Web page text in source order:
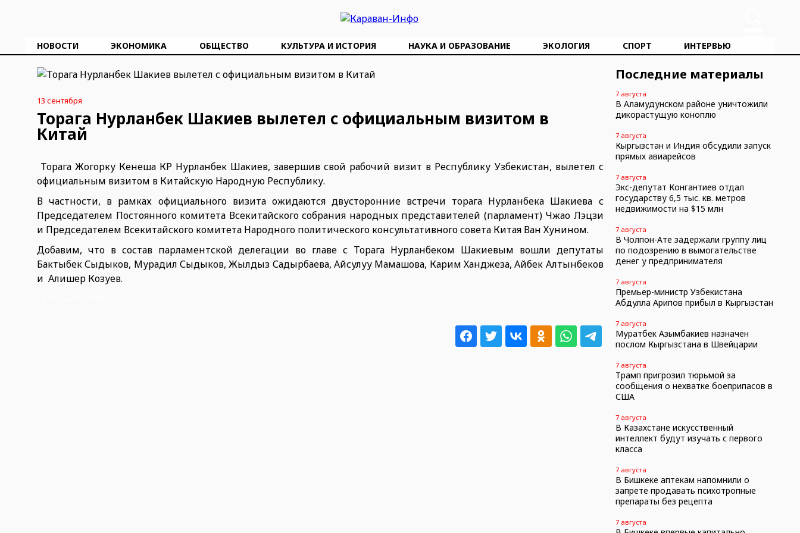
НОВОСТИ ЭКОНОМИКА ОБЩЕСТВО КУЛЬТУРА И ИСТОРИЯ НАУКА И ОБРАЗОВАНИЕ ЭКОЛОГИЯ СПОРТ ИНТЕРВЬЮ
13 сентября
Торага Нурланбек Шакиев вылетел с официальным визитом в
Китай
Торага Жогорку Кенеша КР Нурланбек Шакиев, завершив свой рабочий визит в Республику Узбекистан, вылетел с
официальным визитом в Китайскую Народную Республику.
В частности, в рамках официального визита ожидаются двусторонние встречи торага Нурланбека Шакиева с
Председателем Постоянного комитета Всекитайского собрания народных представителей (парламент) Чжао Лэцзи
и Председателем Всекитайского комитета Народного политического консультативного совета Китая Ван Хунином.
Добавим, что в состав парламентской делегации во главе с Торага Нурланбеком Шакиевым вошли депутаты
Бактыбек Сыдыков, Мурадил Сыдыков, Жылдыз Садырбаева, Айсулуу Мамашова, Карим Ханджеза, Айбек Алтынбеков
и Алишер Козуев.
Последние материалы
7 августа
В Аламудунском районе уничтожили
дикорастущую коноплю
7 августа
Кыргызстан и Индия обсудили запуск
прямых авиарейсов
7 августа
Экс-депутат Конгантиев отдал
государству 6,5 тыс. кв. метров
недвижимости на $15 млн
7 августа
В Чолпон-Ате задержали группу лиц
по подозрению в вымогательстве
денег у предпринимателя
7 августа
Премьер-министр Узбекистана
Абдулла Арипов прибыл в Кыргызстан
7 августа
Муратбек Азымбакиев назначен
послом Кыргызстана в Швейцарии
7 августа
Трамп пригрозил тюрьмой за
сообщения о нехватке боеприпасов в
США
7 августа
В Казахстане искусственный
интеллект будут изучать с первого
класса
7 августа
В Бишкеке аптекам напомнили о
запрете продавать психотропные
препараты без рецепта
7 августа